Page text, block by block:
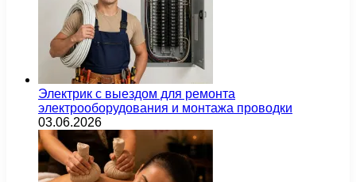
Электрик с выездом для ремонта
электрооборудования и монтажа проводки
03.06.2026